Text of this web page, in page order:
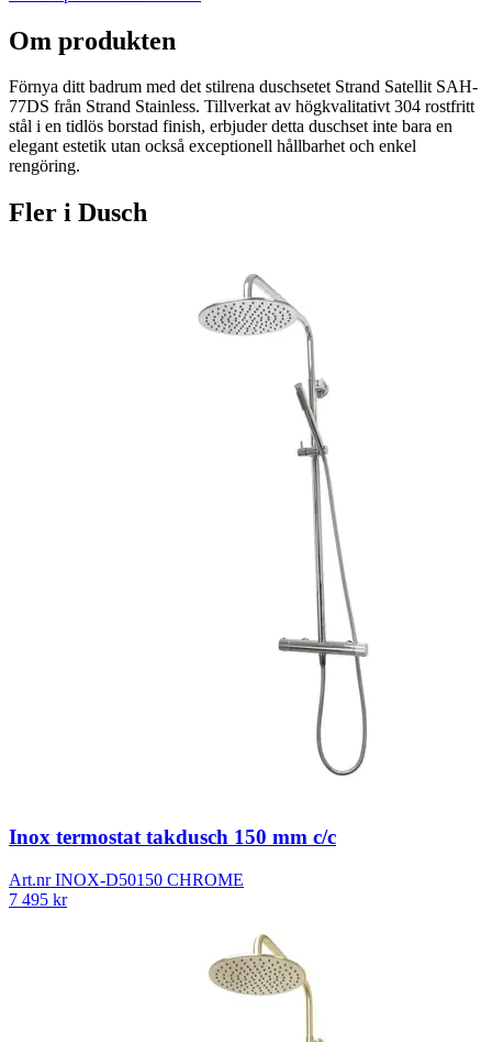
Om produkten
Förnya ditt badrum med det stilrena duschsetet Strand Satellit SAH-
77DS från Strand Stainless. Tillverkat av högkvalitativt 304 rostfritt
stål i en tidlös borstad finish, erbjuder detta duschset inte bara en
elegant estetik utan också exceptionell hållbarhet och enkel
rengöring.
Fler i Dusch
Inox termostat takdusch 150 mm c/c
Art.nrINOX-D50150 CHROME
7 495 kr